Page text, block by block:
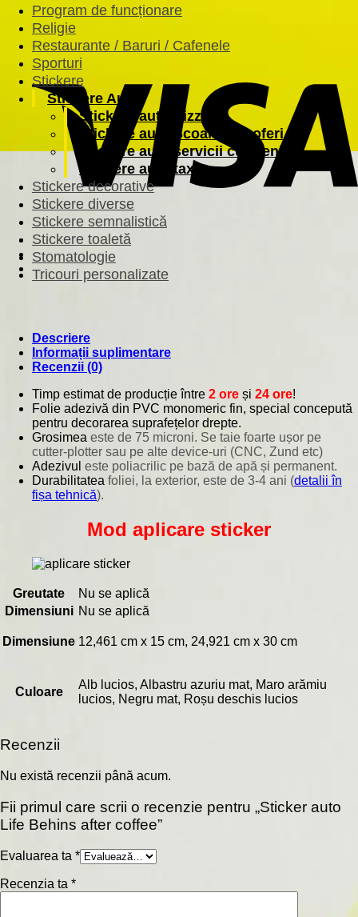
Program de funcționare
Religie
Restaurante / Baruri / Cafenele
Sporturi
Stickere
Stickere Auto
Stickere auto Pizza
Stickere auto Școală de șoferi
Stickere auto servicii curățenie
Stickere auto taxi
Stickere decorative
Stickere diverse
Stickere semnalistică
Stickere toaletă
Stomatologie
Tricouri personalizate
Descriere
Informații suplimentare
Recenzii (0)
Timp estimat de producție între 2 ore și 24 ore!
Folie adezivă din PVC monomeric fin, special concepută
pentru decorarea suprafețelor drepte.
Grosimea este de 75 microni. Se taie foarte ușor pe
cutter-plotter sau pe alte device-uri (CNC, Zund etc)
Adezivul este poliacrilic pe bază de apă și permanent.
Durabilitatea foliei, la exterior, este de 3-4 ani (detalii în
fișa tehnică).
Mod aplicare sticker
Greutate
Nu se aplică
Dimensiuni Nu se aplică
Dimensiune 12,461 cm x 15 cm, 24,921 cm x 30 cm
Culoare
Alb lucios, Albastru azuriu mat, Maro arămiu
lucios, Negru mat, Roșu deschis lucios
Recenzii
Nu există recenzii până acum.
Fii primul care scrii o recenzie pentru „Sticker auto
Life Behins after coffee”
Evaluarea ta *
Recenzia ta *